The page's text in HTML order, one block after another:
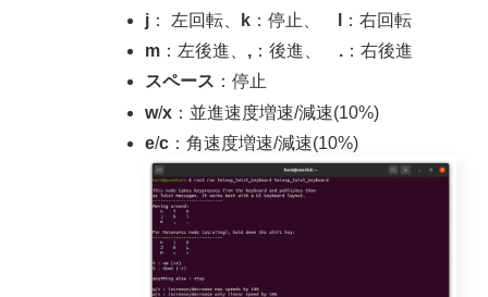
j： 左回転、 k：停止、
：右回転
m：左後進、 ,：後進、 .：右後進
スペース ：停止
w/x：並進速度増速/減速(10%)
e/c：角速度増速/減速(10%)